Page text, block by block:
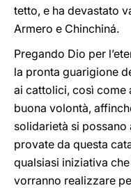
tetto, e ha devastato
Armero e Chinchiná.
Pregando Dio per
la pronta guarigione
ai cattolici, così come
buona volontà,
solidarietà si possano
provate da questa
qualsiasi iniziativa
vorranno realizzare